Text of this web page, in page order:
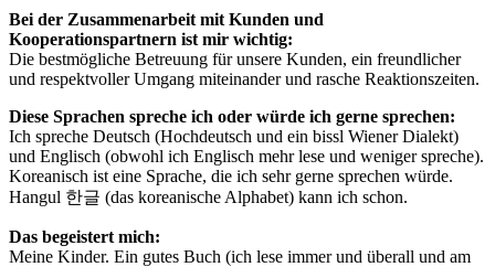
Bei der Zusammenarbeit mit Kunden und
Kooperationspartnern ist mir wichtig:
Die bestmögliche Betreuung für unsere Kunden, ein freundlicher
und respektvoller Umgang miteinander und rasche Reaktionszeiten.
Diese Sprachen spreche ich oder würde ich gerne sprechen:
Ich spreche Deutsch (Hochdeutsch und ein bissl Wiener Dialekt)
und Englisch (obwohl ich Englisch mehr lese und weniger spreche).
Koreanisch ist eine Sprache, die ich sehr gerne sprechen würde.
Hangul 한글 (das koreanische Alphabet) kann ich schon.
Das begeistert mich:
Meine Kinder. Ein gutes Buch (ich lese immer und überall und am